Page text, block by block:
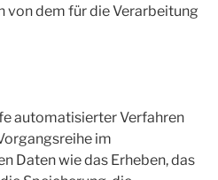
von dem für die Verarbeitung
automatisierter Verfahren
im
Daten wie das Erheben, das